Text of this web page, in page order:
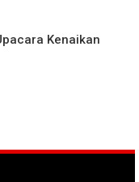
Kenaikan